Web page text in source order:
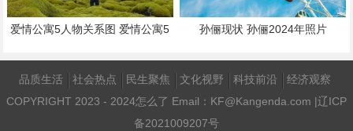
爱情公寓5人物关系图 爱情公寓5
孙俪现状 孙俪2024年照片
品质生活 社会热点 民生聚焦 文化视野 科技前沿
经济观察
COPYRIGHT 2023 - 2024怎么了 Email：KF@Kangenda.com |辽ICP
备2021009207号